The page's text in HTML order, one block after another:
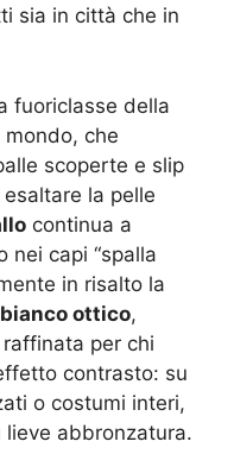
sia in città che in
fuoriclasse della
che
scoperte e slip
la pelle
continua a
nei capi “spalla
in risalto la
bianco ottico,
per chi
contrasto: su
o costumi interi,
abbronzatura.